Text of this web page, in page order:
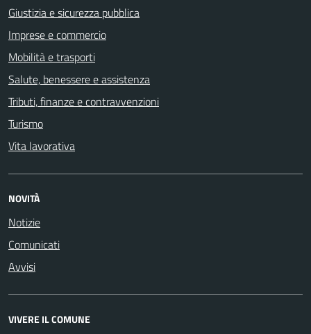
Giustizia e sicurezza pubblica
Imprese e commercio
Mobilità e trasporti
Salute, benessere e assistenza
Tributi, finanze e contravvenzioni
Turismo
Vita lavorativa
NOVITÀ
Notizie
Comunicati
Avvisi
VIVERE IL COMUNE